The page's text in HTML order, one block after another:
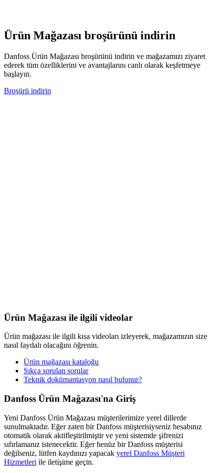
Ürün Mağazası broşürünü indirin
Danfoss Ürün Mağazası broşürünü indirin ve mağazamızı ziyaret
ederek tüm özelliklerini ve avantajlarını canlı olarak keşfetmeye
başlayın.
Broşürü indirin
Ürün Mağazası ile ilgili videolar
Ürün mağazası ile ilgili kısa videoları izleyerek, mağazamızın size
nasıl faydalı olacağını öğrenin.
Ürün mağazası kataloğu
Sıkça sorulan sorular
Teknik dokümantasyon nasıl bulunur?
Danfoss Ürün Mağazası'na Giriş
Yeni Danfoss Ürün Mağazası müşterilerimize yerel dillerde
sunulmaktadır. Eğer zaten bir Danfoss müşterisiyseniz hesabınız
otomatik olarak aktifleştirilmiştir ve yeni sistemde şifrenizi
sıfırlamanız istenecektir. Eğer henüz bir Danfoss müşterisi
değilseniz, lütfen kaydınızı yapacak yerel Danfoss Müşteri
Hizmetleri ile iletişime geçin.